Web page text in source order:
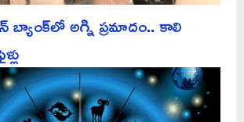
అగ్ని ప్రమాదం.. కాలి